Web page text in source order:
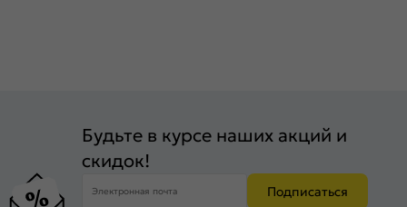
Будьте в курсе наших акций и
скидок!
Электронная почта Подписаться